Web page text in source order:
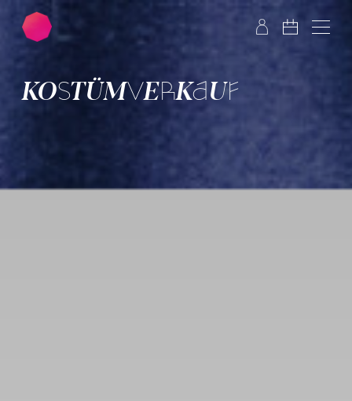
Zum Hauptinhalt springen Zum Footer springen
KOSTÜM­VER­KAUF